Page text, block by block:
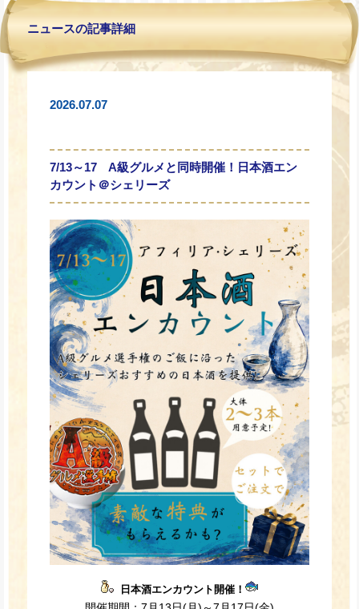
ニュースの記事詳細
2026.07.07
7/13～17 A級グルメと同時開催！日本酒エン
カウント＠シェリーズ
日本酒エンカウント開催！